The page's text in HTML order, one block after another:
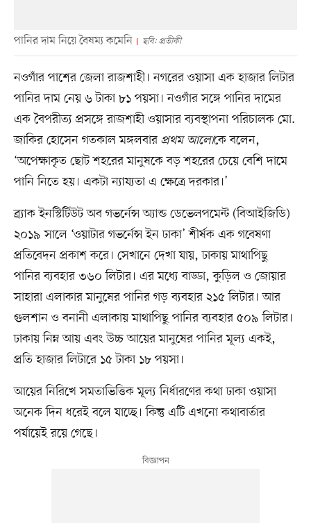
পানির দাম নিয়ে বৈষম্য কমেনি ছবি: প্রতীকী
নওগাঁর পাশের জেলা রাজশাহী। নগরের ওয়াসা এক হাজার লিটার
পানির দাম নেয় ৬ টাকা ৮১ পয়সা। নওগাঁর সঙ্গে পানির দামের
এক বৈপরীত্য প্রসঙ্গে রাজশাহী ওয়াসার ব্যবস্থাপনা পরিচালক মো.
জাকির হোসেন গতকাল মঙ্গলবার প্রথম আলোকে বলেন,
‘অপেক্ষাকৃত ছোট শহরের মানুষকে বড় শহরের চেয়ে বেশি দামে
পানি নিতে হয়। একটা ন্যায্যতা এ ক্ষেত্রে দরকার।’
ব্র্যাক ইনস্টিটিউট অব গভর্নেন্স অ্যান্ড ডেভেলপমেন্ট (বিআইজিডি)
২০১৯ সালে ‘ওয়াটার গভর্নেন্স ইন ঢাকা’ শীর্ষক এক গবেষণা
প্রতিবেদন প্রকাশ করে। সেখানে দেখা যায়, ঢাকায় মাথাপিছু
পানির ব্যবহার ৩৬০ লিটার। এর মধ্যে বাড্ডা, কুড়িল ও জোয়ার
সাহারা এলাকার মানুষের পানির গড় ব্যবহার ২১৫ লিটার। আর
গুলশান ও বনানী এলাকায় মাথাপিছু পানির ব্যবহার ৫০৯ লিটার।
ঢাকায় নিম্ন আয় এবং উচ্চ আয়ের মানুষের পানির মূল্য একই,
প্রতি হাজার লিটারে ১৫ টাকা ১৮ পয়সা।
আয়ের নিরিখে সমতাভিত্তিক মূল্য নির্ধারণের কথা ঢাকা ওয়াসা
অনেক দিন ধরেই বলে যাচ্ছে। কিন্তু এটি এখনো কথাবার্তার
পর্যায়েই রয়ে গেছে।